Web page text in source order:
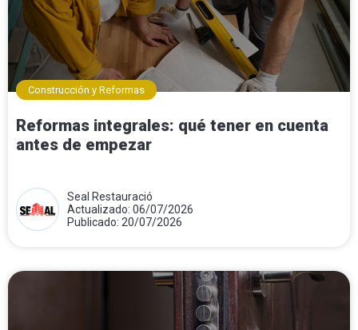
Construcción y Reformas
Reformas integrales: qué tener en cuenta
antes de empezar
Seal Restauració
Actualizado: 06/07/2026
Publicado: 20/07/2026